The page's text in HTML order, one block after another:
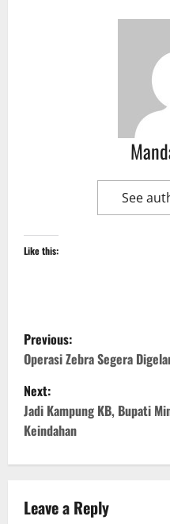
See
Like this:
P
o
s
t
n
a
Previous:
Operasi Zebra Segera
Next:
Jadi Kampung KB, Bupati
Keindahan
Leave a Reply